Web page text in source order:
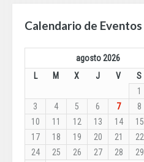
Calendario de Eventos
agosto 2026
L
M X J V S
1
3
4 5 6 7 8
10
11 12 13 14 15
17
18 19 20 21 22
24
25 26 27 28 29